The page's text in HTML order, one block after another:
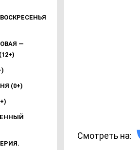
—
(0+)
Смотреть на: